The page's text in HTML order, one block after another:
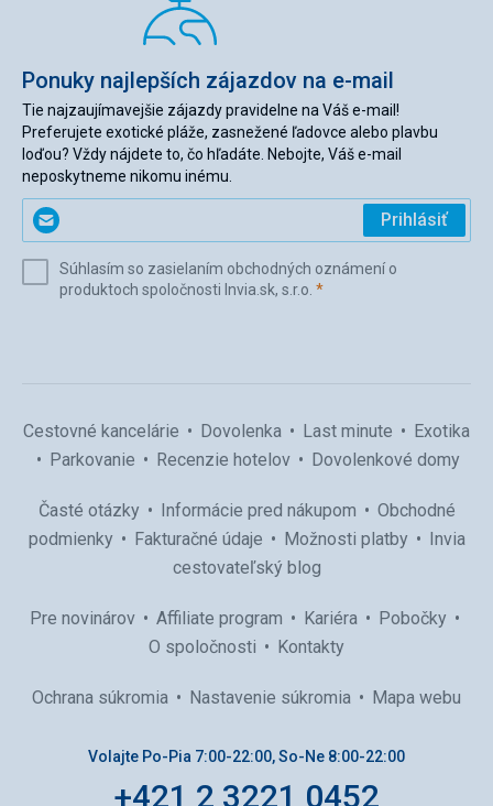
Ponuky najlepších zájazdov na e-mail
Tie najzaujímavejšie zájazdy pravidelne na Váš e-mail!
Preferujete exotické pláže, zasnežené ľadovce alebo plavbu
loďou? Vždy nájdete to, čo hľadáte. Nebojte, Váš e-mail
neposkytneme nikomu inému.
Zadajte
svoj
(povinné)
Prihlásiť
Súhlasím so zasielaním obchodných oznámení o
produktoch spoločnosti Invia.sk, s.r.o. *(povinné)
Cestovné kancelárie Dovolenka Last minute
Exotika
Parkovanie
Recenzie hotelov Dovolenkové domy
Časté otázky Informácie pred nákupom
Obchodné
podmienky
Fakturačné údaje Možnosti platby
Invia
cestovateľský blog
Pre novinárov Affiliate program Kariéra
Pobočky
O spoločnosti
Kontakty
Ochrana súkromia Nastavenie súkromia Mapa webu
Volajte Po-Pia 7:00-22:00, So-Ne 8:00-22:00
+421 2 3221 0452